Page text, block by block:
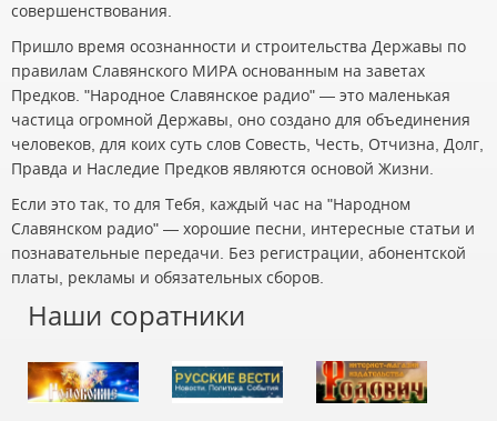
совершенствования.
Пришло время осознанности и строительства Державы по
правилам Славянского МИРА основанным на заветах
Предков. "Народное Славянское радио" — это маленькая
частица огромной Державы, оно создано для объединения
человеков, для коих суть слов Совесть, Честь, Отчизна, Долг,
Правда и Наследие Предков являются основой Жизни.
Если это так, то для Тебя, каждый час на "Народном
Славянском радио" — хорошие песни, интересные статьи и
познавательные передачи. Без регистрации, абонентской
платы, рекламы и обязательных сборов.
Наши соратники